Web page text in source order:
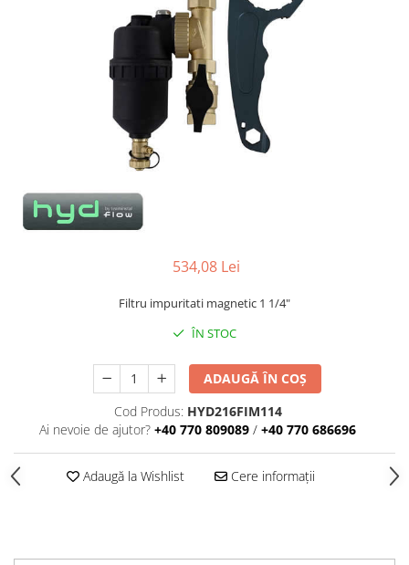
534,08 Lei
Filtru impuritati magnetic 1 1/4"
ÎN STOC
ADAUGĂ ÎN COȘ
Cod Produs: HYD216FIM114
Ai nevoie de ajutor? +40 770 809089 / +40 770 686696
Adaugă la Wishlist Cere informații